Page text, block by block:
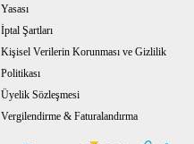
Yasası
İptal Şartları
Kişisel Verilerin Korunması ve Gizlilik
Politikası
Üyelik Sözleşmesi
Vergilendirme & Faturalandırma